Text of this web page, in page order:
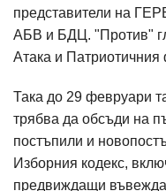
представители на
АБВ и БДЦ. "Против"
Атака и Патриотичния
Така до 29 февруари
трябва да обсъди на
постъпили и
Изборния кодекс,
предвиждащи